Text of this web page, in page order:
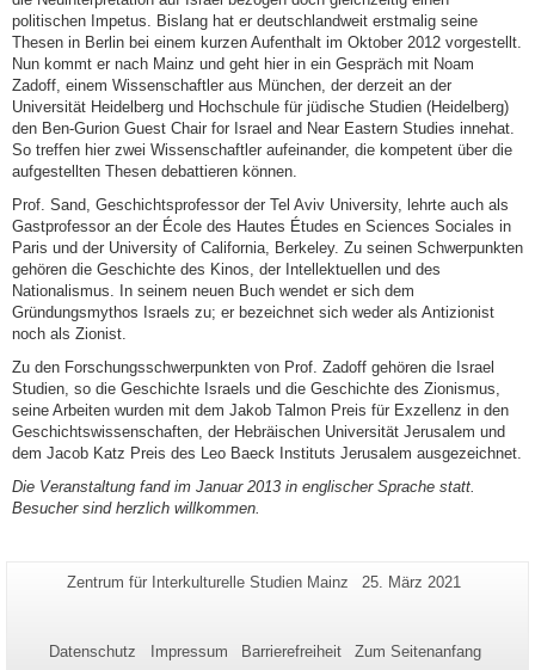
politischen Impetus. Bislang hat er deutschlandweit erstmalig seine
Thesen in Berlin bei einem kurzen Aufenthalt im Oktober 2012 vorgestellt.
Nun kommt er nach Mainz und geht hier in ein Gespräch mit Noam
Zadoff, einem Wissenschaftler aus München, der derzeit an der
Universität Heidelberg und Hochschule für jüdische Studien (Heidelberg)
den Ben-Gurion Guest Chair for Israel and Near Eastern Studies innehat.
So treffen hier zwei Wissenschaftler aufeinander, die kompetent über die
aufgestellten Thesen debattieren können.
Prof. Sand, Geschichtsprofessor der Tel Aviv University, lehrte auch als
Gastprofessor an der École des Hautes Études en Sciences Sociales in
Paris und der University of California, Berkeley. Zu seinen Schwerpunkten
gehören die Geschichte des Kinos, der Intellektuellen und des
Nationalismus. In seinem neuen Buch wendet er sich dem
Gründungsmythos Israels zu; er bezeichnet sich weder als Antizionist
noch als Zionist.
Zu den Forschungsschwerpunkten von Prof. Zadoff gehören die Israel
Studien, so die Geschichte Israels und die Geschichte des Zionismus,
seine Arbeiten wurden mit dem Jakob Talmon Preis für Exzellenz in den
Geschichtswissenschaften, der Hebräischen Universität Jerusalem und
dem Jacob Katz Preis des Leo Baeck Instituts Jerusalem ausgezeichnet.
Die Veranstaltung fand im Januar 2013 in englischer Sprache statt.
Besucher sind herzlich willkommen.
Zusätzliche
dieser
Seiten-
Zentrum für Interkulturelle Studien Mainz
Letzte
25. März 2021
Datenschutz Impressum Barrierefreiheit Zum Seitenanfang